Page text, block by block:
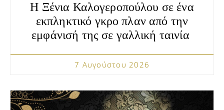
Η Ξένια Καλογεροπούλου σε ένα
εκπληκτικό γκρο πλαν από την
εμφάνισή της σε γαλλική ταινία
7 Αυγούστου 2026